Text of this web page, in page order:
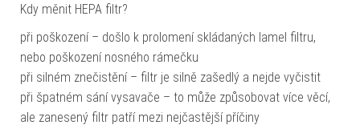
Kdy měnit HEPA filtr?
při poškození – došlo k prolomení skládaných lamel filtru,
nebo poškození nosného rámečku
při silném znečistění – filtr je silně zašedlý a nejde vyčistit
při špatném sání vysavače – to může způsobovat více věcí,
ale zanesený filtr patří mezi nejčastější příčiny